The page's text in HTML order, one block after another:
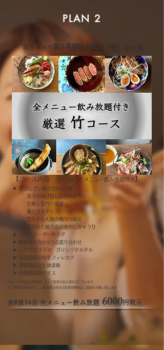
PLAN 2
全メニュー飲み放題付き 厳選「竹」コース​
​【コース内容 全15品 全メニュー飲み放題付き 】
▶︎ おばんざい盛り合わせ5種
茄子の揚げ浸ししらすおろし
生蛸と雲丹の酒盗
鶏そぼろチーズパテ
切り干し大根の梅マヨ和え
塩昆布と柚子皮の冷やしきゅうり
▶︎ とろろシーザーサラダ
▶︎ 鮮魚盛り合わせ5点盛り合わせ
▶︎ レアアジフライ ガリシソタルタル
▶︎ 低温調理の和牛フィレカツ
▶︎ 季節限定の土鍋釜飯
▶︎ 焙煎黒胡麻アイス
※コース内容は入荷状況によって変更がある場合がございます
​※ご予約は3日前まで、人数変更は前日の営業時間内のご連絡をお願い致します
​全8皿14品 全メニュー飲み放題 6000 円税込